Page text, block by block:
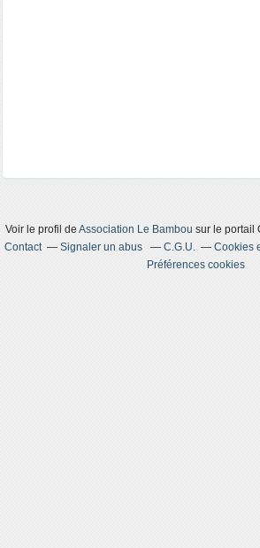
Voir le profil deAssociation Le Bambou sur le portail
Contact
Signaler un abus C.G.U.
Cookies
Préférences cookies